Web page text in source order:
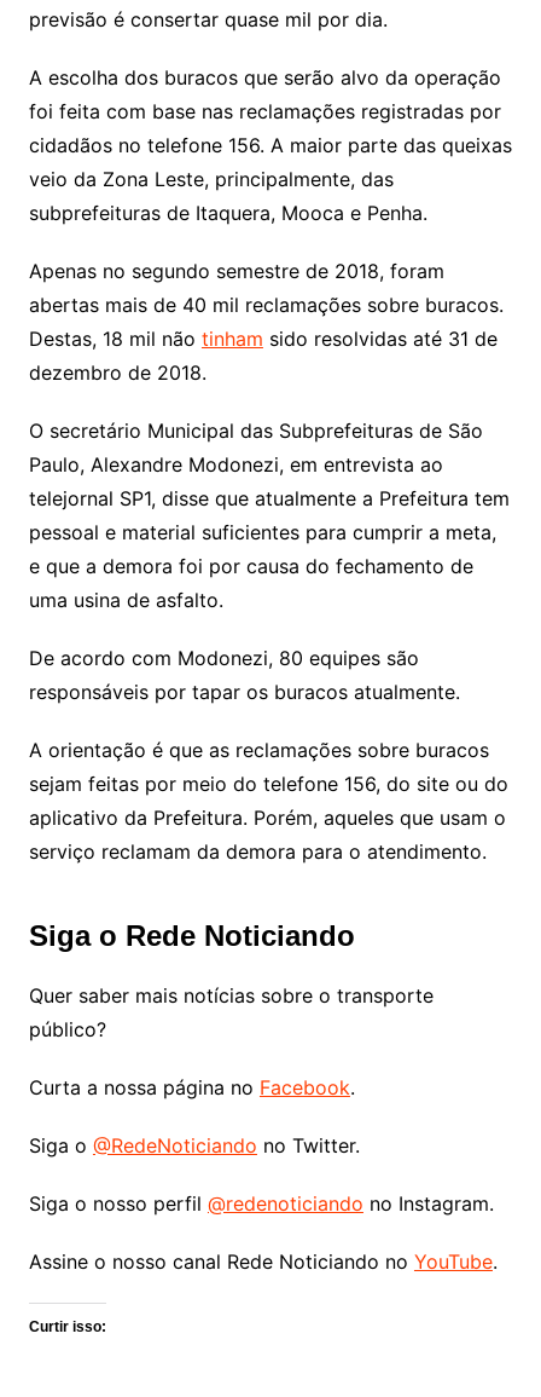
previsão é consertar quase mil por dia.
A escolha dos buracos que serão alvo da operação
foi feita com base nas reclamações registradas por
cidadãos no telefone 156. A maior parte das queixas
veio da Zona Leste, principalmente, das
subprefeituras de Itaquera, Mooca e Penha.
Apenas no segundo semestre de 2018, foram
abertas mais de 40 mil reclamações sobre buracos.
Destas, 18 mil não tinham sido resolvidas até 31 de
dezembro de 2018.
O secretário Municipal das Subprefeituras de São
Paulo, Alexandre Modonezi, em entrevista ao
telejornal SP1, disse que atualmente a Prefeitura tem
pessoal e material suficientes para cumprir a meta,
e que a demora foi por causa do fechamento de
uma usina de asfalto.
De acordo com Modonezi, 80 equipes são
responsáveis por tapar os buracos atualmente.
A orientação é que as reclamações sobre buracos
sejam feitas por meio do telefone 156, do site ou do
aplicativo da Prefeitura. Porém, aqueles que usam o
serviço reclamam da demora para o atendimento.
Siga o Rede Noticiando
Quer saber mais notícias sobre o transporte
público?
Curta a nossa página no Facebook.
Siga o @RedeNoticiando no Twitter.
Siga o nosso perfil @redenoticiando no Instagram.
Assine o nosso canal Rede Noticiando no YouTube.
Curtir isso: